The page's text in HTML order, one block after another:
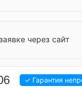
через сайт
✓ Гарантия